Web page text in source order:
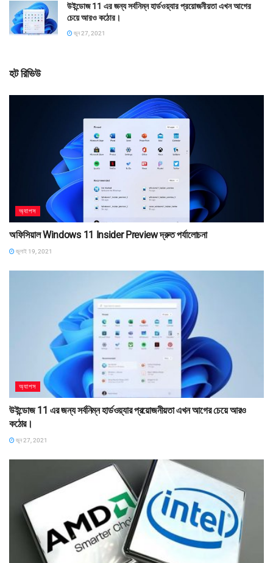
উইন্ডোজ 11 এর জন্য সর্বনিম্ন হার্ডওয়্যার প্রয়োজনীয়তা এখন আগের
চেয়ে আরও কঠোর।
জুন 27, 2021
হট রিভিউ
অ্যাপস
অফিসিয়াল Windows 11 Insider Preview দ্রুত পর্যালোচনা
জুলাই 19, 2021
অ্যাপস
উইন্ডোজ 11 এর জন্য সর্বনিম্ন হার্ডওয়্যার প্রয়োজনীয়তা এখন আগের চেয়ে আরও
কঠোর।
জুন 27, 2021